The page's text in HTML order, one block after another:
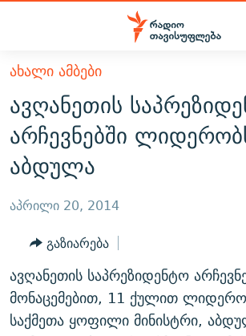
Accessibility
მთავარ
შინაარსზე
დაბრუნება
მთავარ
ნავიგაციაზე
დაბრუნება
ძიებაზე
ᲐᲮᲐᲚᲘ ᲐᲛᲑᲔᲑᲘ
ᲗᲔᲛᲔᲑᲘ
ᲞᲝᲚᲘᲢᲘᲙᲐ
ᲔᲙᲝᲜᲝᲛᲘᲙᲐ
ᲡᲐᲖᲝᲒᲐᲓᲝᲔᲑᲐ
ᲕᲘᲓᲔᲝ
ᲑᲚᲝᲒᲔᲑᲘ
ᲞᲝᲓᲙᲐᲡᲢᲔᲑᲘ
60 ᲓᲔᲪᲘᲑᲔᲚᲘ
ᲒᲐᲜᲙᲘᲗᲮᲕᲘᲡ ᲓᲦᲔ
ᲤᲔᲜᲝᲕᲐᲜᲘ - 2.10
ᲗᲥᲕᲔᲜᲘ ᲞᲣᲑᲚᲘᲙᲐᲪᲘᲔᲑᲘ
ᲞᲠᲝᲔᲥᲢᲔᲑᲘ
ᲣᲙᲠᲐᲘᲜᲐᲨᲘ ᲓᲐᲦᲣᲞᲣᲚᲘ ᲥᲐᲠᲗᲕᲔᲚᲘ
ЭХО КАВКАЗА
ᲐᲮᲐᲚᲘ ᲐᲛᲑᲔᲑᲘ
ავღანეთის
არჩევნებში
აბდულა
აპრილი 20, 2014
გაზიარება
ავღანეთის საპრეზიდენტო
მონაცემებით, 11 ქულით
საქმეთა ყოფილი მინისტრი,